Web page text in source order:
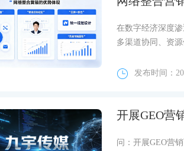
在数字经济深度
多渠道协同、资
发布时间：
开展GEO营
问：开展GEO营